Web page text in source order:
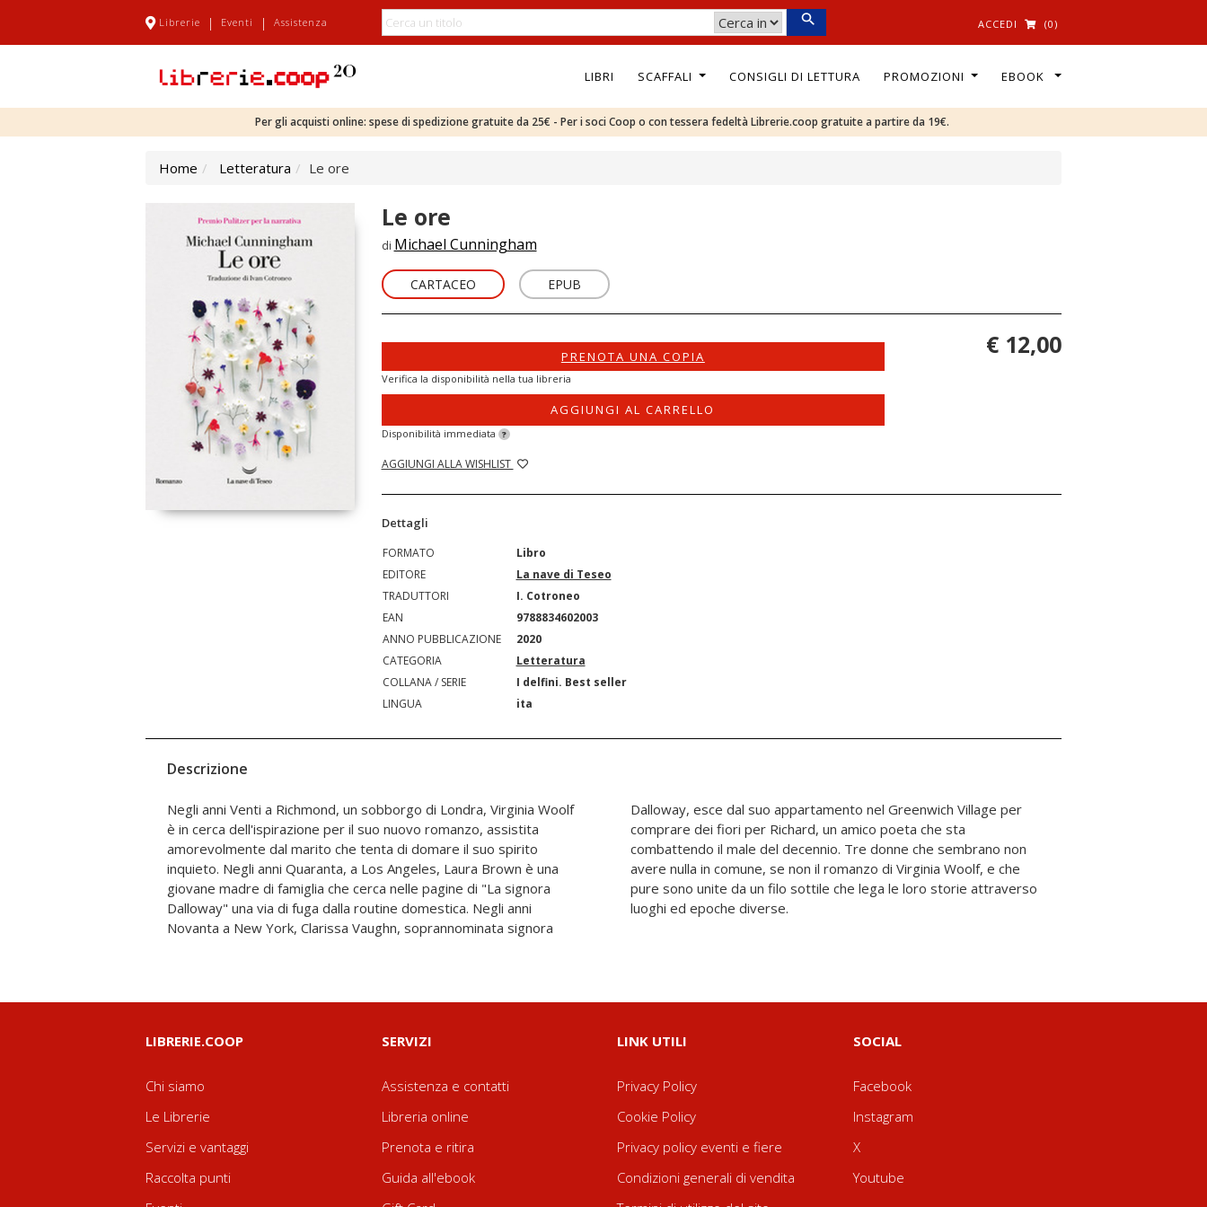
Librerie | Eventi | Assistenza ACCEDI (0)
LIBRI SCAFFALI CONSIGLI DI LETTURA PROMOZIONI EBOOK
Per gli acquisti online: spese di spedizione gratuite da 25€ - Per i soci Coop o con tessera fedeltà Librerie.coop gratuite a partire da 19€.
Home Letteratura Le ore
Le ore
di Michael Cunningham
CARTACEO EPUB
PRENOTA UNA COPIA
Verifica la disponibilità nella tua libreria
AGGIUNGI AL CARRELLO
Disponibilità immediata ?
AGGIUNGI ALLA WISHLIST
€ 12,00
Dettagli
FORMATO
Libro
EDITORE
La nave di Teseo
TRADUTTORI
I. Cotroneo
EAN
9788834602003
ANNO PUBBLICAZIONE
2020
CATEGORIA
Letteratura
COLLANA / SERIE
I delfini. Best seller
LINGUA
ita
Descrizione
Negli anni Venti a Richmond, un sobborgo di Londra, Virginia Woolf
è in cerca dell'ispirazione per il suo nuovo romanzo, assistita
amorevolmente dal marito che tenta di domare il suo spirito
inquieto. Negli anni Quaranta, a Los Angeles, Laura Brown è una
giovane madre di famiglia che cerca nelle pagine di "La signora
Dalloway" una via di fuga dalla routine domestica. Negli anni
Novanta a New York, Clarissa Vaughn, soprannominata signora
Dalloway, esce dal suo appartamento nel Greenwich Village per
comprare dei fiori per Richard, un amico poeta che sta
combattendo il male del decennio. Tre donne che sembrano non
avere nulla in comune, se non il romanzo di Virginia Woolf, e che
pure sono unite da un filo sottile che lega le loro storie attraverso
luoghi ed epoche diverse.
LIBRERIE.COOP
Chi siamo
Le Librerie
Servizi e vantaggi
Raccolta punti
SERVIZI
Assistenza e contatti
Libreria online
Prenota e ritira
Guida all'ebook
LINK UTILI
Privacy Policy
Cookie Policy
Privacy policy eventi e fiere
Condizioni generali di vendita
SOCIAL
Facebook
Instagram
X
Youtube